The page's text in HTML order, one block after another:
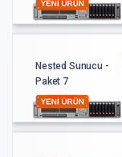
Nested Sunucu -
Paket 7